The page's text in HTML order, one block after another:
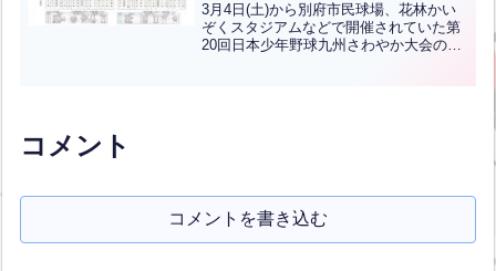
3月4日(土)から別府市民球場、花林かい
ぞくスタジアムなどで開催されていた第
20回日本少年野球九州さわやか大会の結
コメント
コメントを書き込む